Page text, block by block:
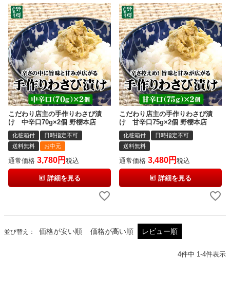
こだわり店主の手作りわさび漬
け 中辛口70g×2個 野櫻本店
化粧箱付
日時指定不可
送料無料
お中元
通常価格 3,780 税込
詳細を見る
こだわり店主の手作りわさび漬
け 甘辛口75g×2個 野櫻本店
化粧箱付
日時指定不可
送料無料
通常価格 3,480 税込
詳細を見る
並び替え 価格が安い順 価格が高い順 レビュー順
4件中 1-4件表示